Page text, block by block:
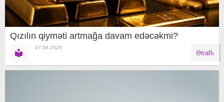
Qızılın qiyməti artmağa davam edəcəkmi?
07.08.2026
Ətraflı